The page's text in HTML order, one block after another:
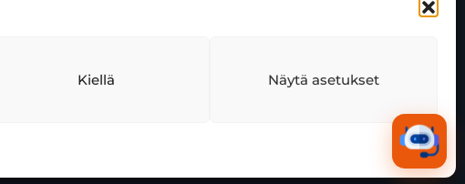
Kiellä Näytä asetukset
asiakaspalvelu@toolcat.fi